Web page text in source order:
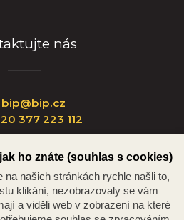
nás
bip@bip.cz
377 223 112
234/35, 301 00 Plzeň
ho znáte (souhlas s cookies)
na našich stránkách rychle našli to,
klikání, nezobrazovaly se vám
a viděli web v zobrazení na které